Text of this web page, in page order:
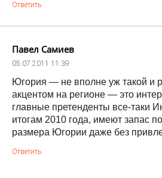
Ответить
Павел Самиев
05.07.2011 11:39
Югория — не вполне уж такой и
акцентом на регионе — это
главные претенденты все-таки
итогам 2010 года, имеют запас
размера Югории даже без
Ответить